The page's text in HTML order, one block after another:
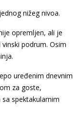
nižeg nivoa.
opremljen, ali je
podrum. Osim
uređenim dnevnim
za goste,
spektakularnim